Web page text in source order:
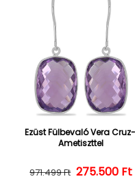
Ezüst Fülbevaló Vera
Ametiszttel
Normál ár
971.499 Ft 275.500 Ft